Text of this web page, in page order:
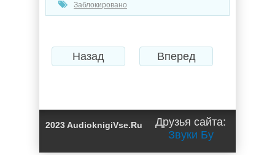
Заблокировано
Назад Вперед
2023 AudioknigiVse.Ru
Друзья сайта:
Звуки Бу